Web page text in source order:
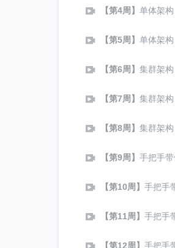
【第4周】 单体架
【第5周】 单体架
【第6周】 集群架
【第7周】 集群架
【第8周】 集群架
【第9周】 手把手
【第10周】 手把手
【第11周】 手把手
【第12周】 手把手